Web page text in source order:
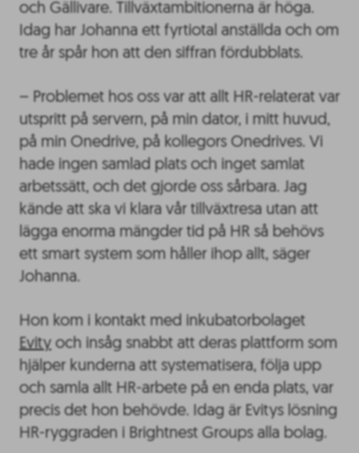
och Gällivare. Tillväxtambitionerna är höga.
Idag har Johanna ett fyrtiotal anställda och om
tre år spår hon att den siffran fördubblats.
– Problemet hos oss var att allt HR-relaterat var
utspritt på servern, på min dator, i mitt huvud,
på min Onedrive, på kollegors Onedrives. Vi
hade ingen samlad plats och inget samlat
arbetssätt, och det gjorde oss sårbara. Jag
kände att ska vi klara vår tillväxtresa utan att
lägga enorma mängder tid på HR så behövs
ett smart system som håller ihop allt, säger
Johanna.
Hon kom i kontakt med inkubatorbolaget
Evity och insåg snabbt att deras plattform som
hjälper kunderna att systematisera, följa upp
och samla allt HR-arbete på en enda plats, var
precis det hon behövde. Idag är Evitys lösning
HR-ryggraden i Brightnest Groups alla bolag.